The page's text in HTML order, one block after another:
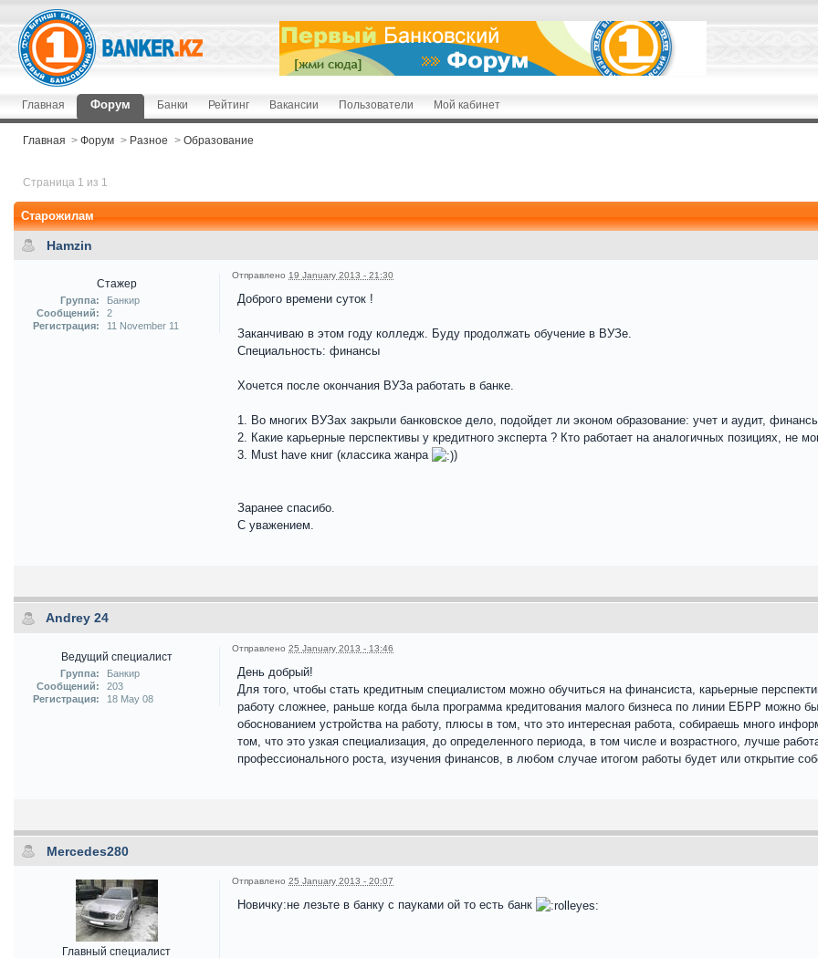
Главная Форум Банки Рейтинг Вакансии Пользователи Мой кабинет
Главная > Форум > Разное > Образование
Страница 1 из 1
Старожилам
Hamzin
Стажер
Группа:
Банкир
Сообщений:
2
Регистрация:
11 November 11
Отправлено 19 January 2013 - 21:30
Доброго времени суток !
Заканчиваю в этом году колледж. Буду продолжать обучение в ВУЗе.
Специальность: финансы
Хочется после окончания ВУЗа работать в банке.
1. Во многих ВУЗах закрыли банковское дело, подойдет ли эконом образование: учет и аудит,
2. Какие карьерные перспективы у кредитного эксперта ? Кто работает на аналогичных позициях, не
3. Must have книг (классика жанра
)
Заранее спасибо.
С уважением.
Andrey 24
Ведущий специалист
Группа:
Банкир
Сообщений:
203
Регистрация:
18 May 08
Отправлено 25 January 2013 - 13:46
День добрый!
Для того, чтобы стать кредитным специалистом можно обучиться на финансиста, карьерные
работу сложнее, раньше когда была программа кредитования малого бизнеса по линии ЕБРР можно
обоснованием устройства на работу, плюсы в том, что это интересная работа, собираешь много
том, что это узкая специализация, до определенного периода, в том числе и возрастного, лучше
профессионального роста, изучения финансов, в любом случае итогом работы будет или открытие
Mercedes280
Главный специалист
Отправлено 25 January 2013 - 20:07
Новичку:не лезьте в банку с пауками ой то есть банк